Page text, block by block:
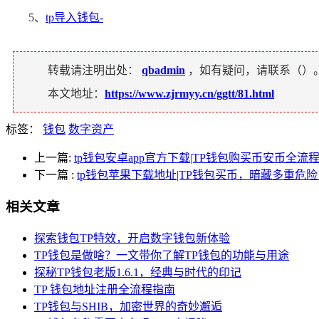
5、 tp导入钱包-
转载请注明出处： qbadmin ，如有疑问，请联系（）。
本文地址： https://www.zjrmyy.cn/ggtt/81.html
标签： 钱包 数字资产
上一篇: tp钱包安卓app官方下载|TP钱包购买币安币全流
下一篇 : tp钱包苹果下载地址|TP钱包买币，暗藏多重危险
相关文章
探索钱包TP特效，开启数字钱包新体验
TP钱包是做啥？一文带你了解TP钱包的功能与用途
探秘TP钱包老版1.6.1，经典与时代的印记
TP 钱包地址注册全流程指南
TP钱包与SHIB，加密世界的奇妙邂逅